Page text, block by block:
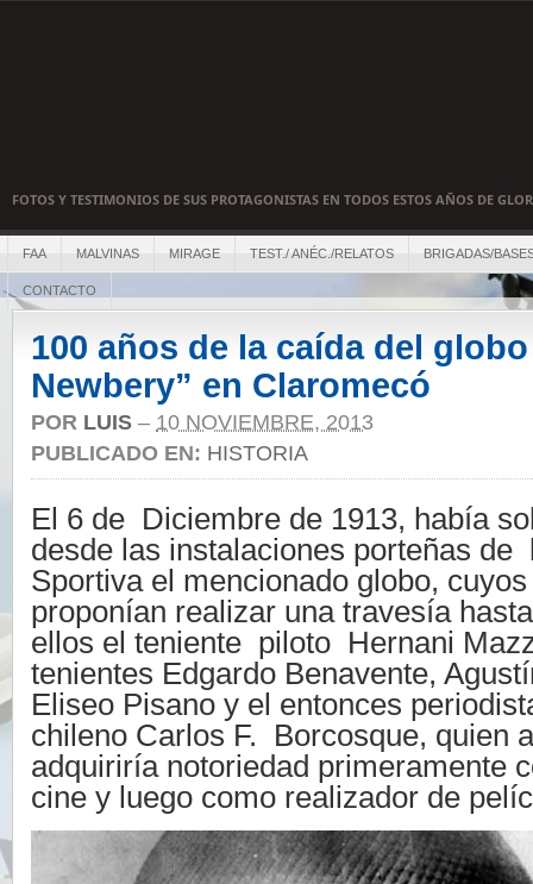
FOTOS Y TESTIMONIOS DE SUS PROTAGONISTAS EN TODOS ESTOS AÑOS DE
FAA MALVINAS MIRAGE TEST./ ANÉC./RELATOS BRIGADAS/
CONTACTO
100 años de la caída del
Newbery” en Claromecó
POR LUIS – 10 NOVIEMBRE, 2013
PUBLICADO EN: HISTORIA
El 6 de Diciembre de 1913, había
desde las instalaciones porteñas
Sportiva el mencionado globo,
proponían realizar una travesía
ellos el teniente piloto Hernani
tenientes Edgardo Benavente,
Eliseo Pisano y el entonces
chileno Carlos F. Borcosque, quien
adquiriría notoriedad primeramente
cine y luego como realizador de